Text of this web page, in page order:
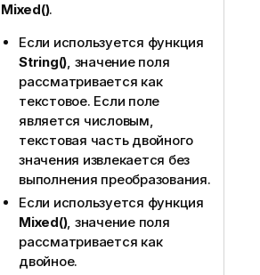
Mixed().
Если используется функция
String(), значение поля
рассматривается как
текстовое. Если поле
является числовым,
текстовая часть двойного
значения извлекается без
выполнения преобразования.
Если используется функция
Mixed(), значение поля
рассматривается как
двойное.